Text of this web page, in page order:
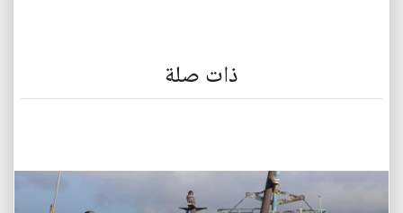
ذات صلة